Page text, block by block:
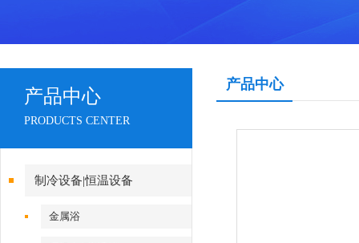
产品中心
PRODUCTS CENTER
制冷设备|恒温设备
金属浴
产品中心